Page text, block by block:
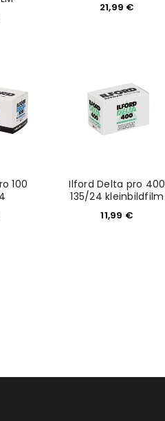
21,99 €
100
Ilford Delta pro 400
135/24 kleinbildfilm
11,99 €